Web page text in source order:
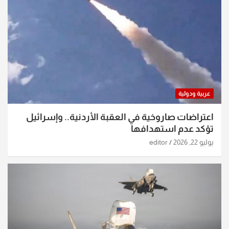
عربية ودولية
اعتراضات صاروخية في العقبة الأردنية.. وإسرائيل
تؤكد عدم استهدافها
يوليو 22, 2026 editor